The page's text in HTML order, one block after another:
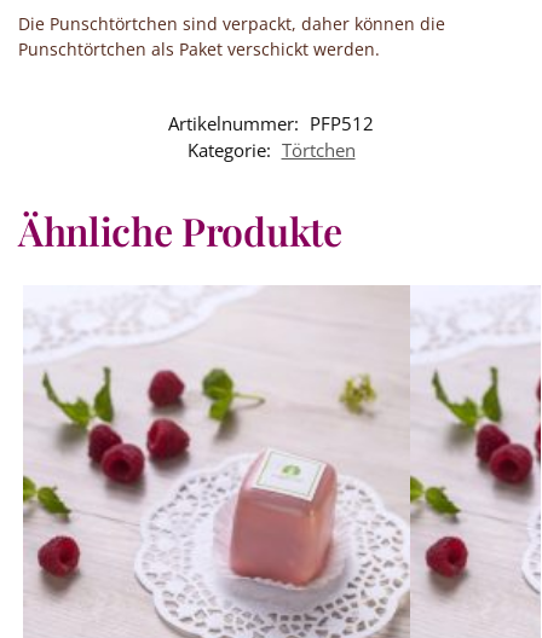
Die Punschtörtchen sind verpackt, daher können die
Punschtörtchen als Paket verschickt werden.
Artikelnummer: PFP512
Kategorie: Törtchen
Ähnliche Produkte